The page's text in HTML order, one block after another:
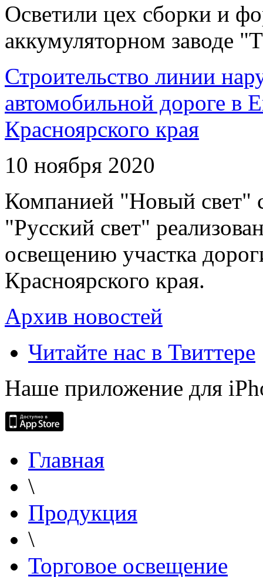
Осветили цех сборки и
аккумуляторном заводе
Строительство линии
автомобильной дороге в
Красноярского края
10 ноября 2020
Компанией "Новый свет"
"Русский свет"
освещению участка
Красноярского края.
Архив новостей
Читайте нас в Твиттере
Наше приложение для
Главная
\
Продукция
\
Торговое освещение